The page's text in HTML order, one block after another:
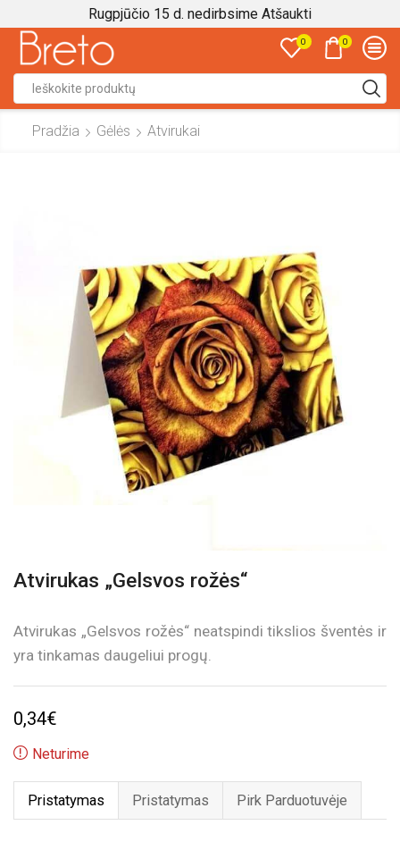
Rugpjūčio 15 d. nedirbsime Atšaukti
0 0
input
Pradžia Gėlės Atvirukai
Atvirukas „Gelsvos rožės“
Atvirukas „Gelsvos rožės“ neatspindi tikslios šventės ir
yra tinkamas daugeliui progų.
0,34€
Neturime
Pristatymas Pristatymas Pirk Parduotuvėje